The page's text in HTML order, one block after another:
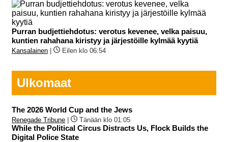
Purran budjettiehdotus: verotus kevenee, velka paisuu,
kuntien rahahana kiristyy ja järjestöille kylmää kyytiä
Kansalainen Eilen klo 06:54
Ulkomaat
The 2026 World Cup and the Jews
Renegade Tribune | Tänään klo 01:05
While the Political Circus Distracts Us, Flock Builds the
Digital Police State